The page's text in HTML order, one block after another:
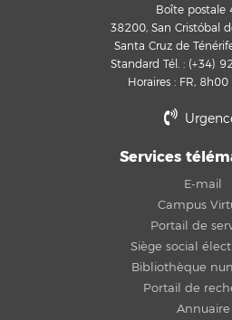
Boîte postale
38200, San Cristóbal
Santa Cruz de
Standard Tél. : (+34)
Horaires : FR,
Services
E-mail
Campus
Portail de
Siège social
Bibliothèque
Portail de
Annuaire